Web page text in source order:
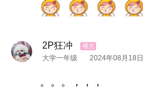
2P狂冲
大学一年级 2024年08月18日
。。。，，，